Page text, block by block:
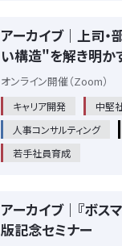
アーカイブ｜上司
い構造"を解き明か
オンライン開催（Zoom）
キャリア開発
中堅
人事コンサルティング
若手社員育成
アーカイブ｜『ボス
版記念セミナー